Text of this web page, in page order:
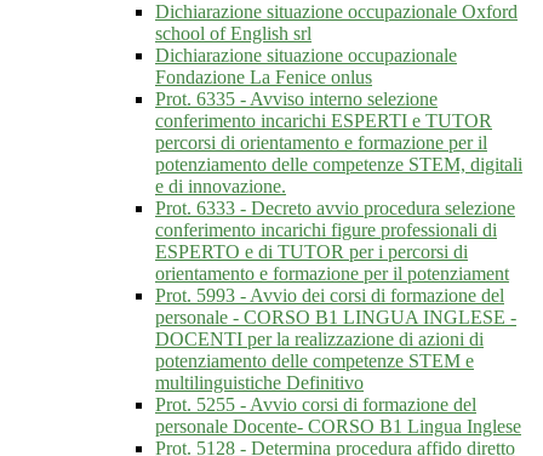
Dichiarazione situazione occupazionale Oxford
school of English srl
Dichiarazione situazione occupazionale
Fondazione La Fenice onlus
Prot. 6335 - Avviso interno selezione
conferimento incarichi ESPERTI e TUTOR
percorsi di orientamento e formazione per il
potenziamento delle competenze STEM, digitali
e di innovazione.
Prot. 6333 - Decreto avvio procedura selezione
conferimento incarichi figure professionali di
ESPERTO e di TUTOR per i percorsi di
orientamento e formazione per il potenziament
Prot. 5993 - Avvio dei corsi di formazione del
personale - CORSO B1 LINGUA INGLESE -
DOCENTI per la realizzazione di azioni di
potenziamento delle competenze STEM e
multilinguistiche Definitivo
Prot. 5255 - Avvio corsi di formazione del
personale Docente- CORSO B1 Lingua Inglese
Prot. 5128 - Determina procedura affido diretto